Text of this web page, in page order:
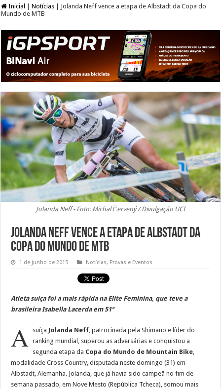
Inicial Notícias
Jolanda Neff vence a etapa de Albstadt da Copa do
Mundo de MTB
Jolanda Neff - Foto: Michal Červený / Divulgação UCI
Jolanda Neff vence a etapa de Albstadt da
Copa do Mundo de MTB
1 de junho de 2015 Notícias, Provas e Eventos
Atleta suíça foi a mais rápida na Elite Feminina, que teve a
brasileira Isabella Lacerda em 51º
A suíça Jolanda Neff, patrocinada pela Shimano e líder do
ranking mundial, superou as adversárias e conquistou a
segunda etapa da Copa do Mundo de Mountain Bike,
modalidade Cross Country, disputada neste domingo (31) em
Albstadt, Alemanha. Jolanda, que já havia sido campeã no fim de
semana passado, em Nove Mesto (República Tcheca), somou mais